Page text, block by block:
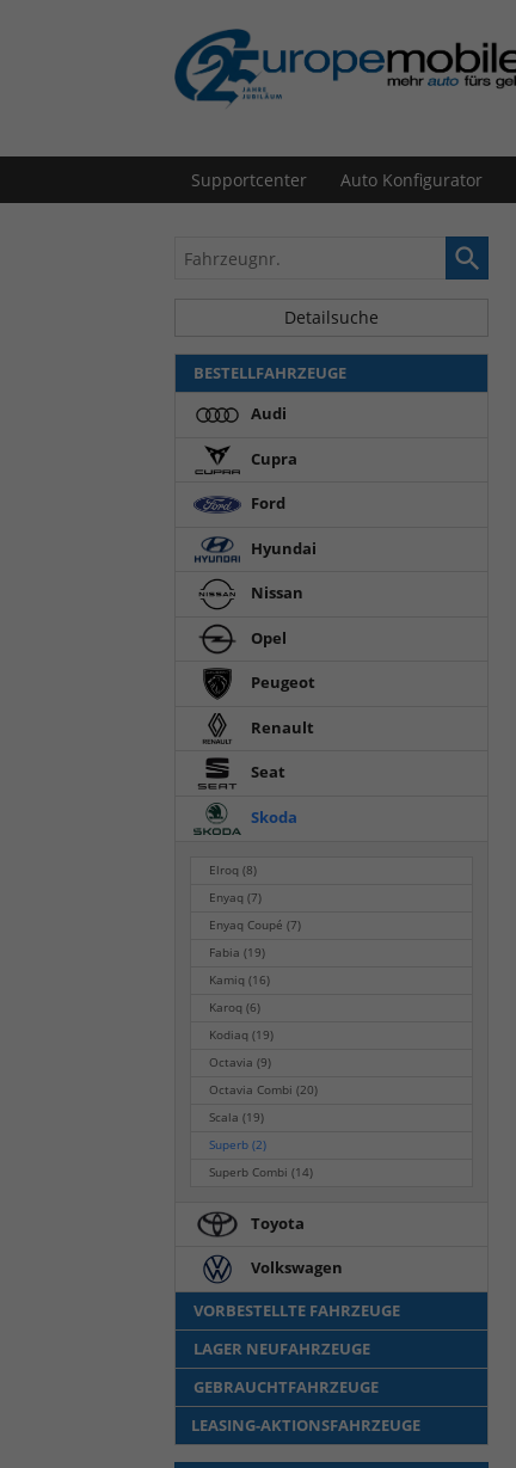
Supportcenter Auto Konfigurator
Fahrzeugnr.
Detailsuche
BESTELLFAHRZEUGE
Audi
Cupra
Ford
Hyundai
Nissan
Opel
Peugeot
Renault
Seat
Skoda
Elroq(8)
Enyaq(7)
Enyaq Coupé(7)
Fabia(19)
Kamiq(16)
Karoq(6)
Kodiaq(19)
Octavia(9)
Octavia Combi(20)
Scala(19)
Superb(2)
Superb Combi(14)
Toyota
Volkswagen
VORBESTELLTE FAHRZEUGE
LAGER NEUFAHRZEUGE
GEBRAUCHTFAHRZEUGE
LEASING-AKTIONSFAHRZEUGE